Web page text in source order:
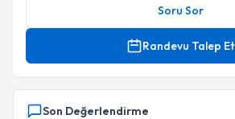
Soru Sor
Randevu Talep Et
Son Değerlendirme